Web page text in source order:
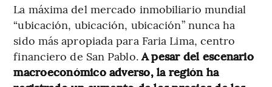
La máxima del mercado inmobiliario mundial
“ubicación, ubicación, ubicación” nunca ha
sido más apropiada para Faria Lima, centro
financiero de San Pablo.A pesar del escenario
macroeconómico adverso, la región ha